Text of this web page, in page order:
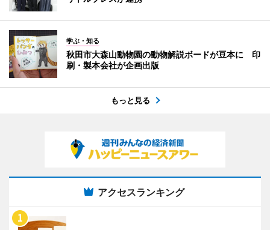
学ぶ・知る
秋田市大森山動物園の動物解説ボードが豆本に 印
刷・製本会社が企画出版
もっと見る
アクセスランキング